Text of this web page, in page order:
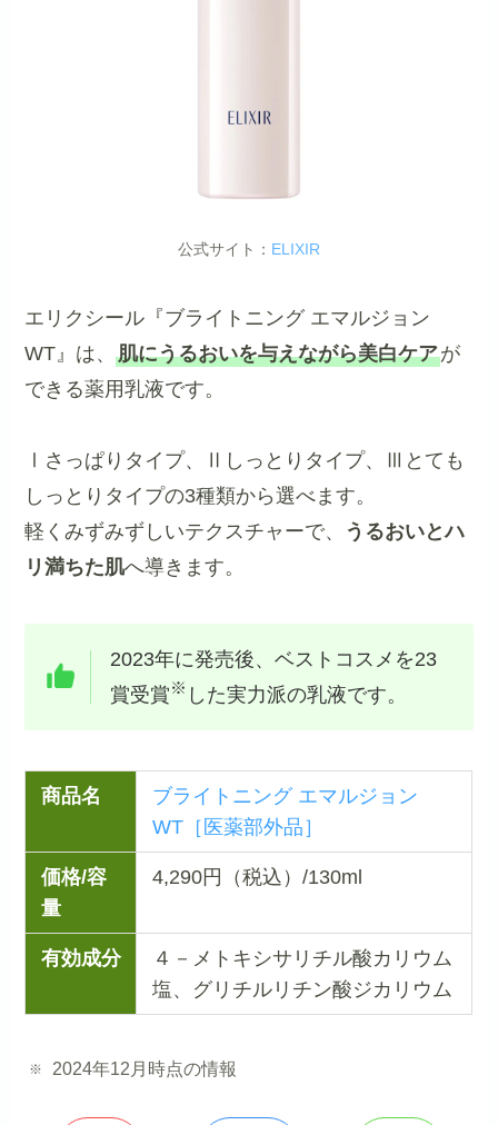
公式サイト： ELIXIR
エリクシール『ブライトニング エマルジョン
WT』は、肌にうるおいを与えながら美白ケアが
できる薬用乳液です。
Ⅰさっぱりタイプ、Ⅱしっとりタイプ、Ⅲとても
しっとりタイプの3種類から選べます。
軽くみずみずしいテクスチャーで、
うるおいとハ
リ満ちた肌へ導きます。
2023年に発売後、ベストコスメを23
賞受賞※ した実力派の乳液です。
商品名
ブライトニング エマルジョン
WT［医薬部外品］
価格/容
量
4,290円（税込）/130ml
有効成分
４－メトキシサリチル酸カリウム
塩、グリチルリチン酸ジカリウム
2024年12月時点の情報